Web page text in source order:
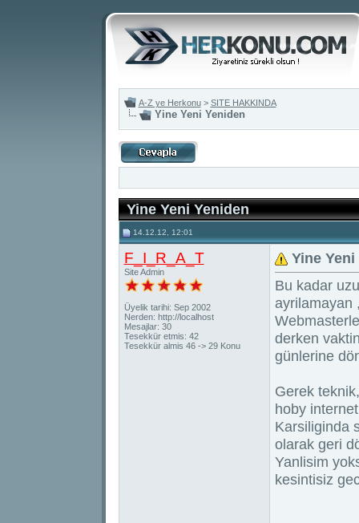
A-Z ye Herkonu > SITE HAKKINDA
Yine Yeni Yeniden
Yine Yeni Yeniden
14.12.12, 12:01
F_I_R_A_T
Site Admin
Üyelik tarihi: Sep 2002
Nerden: http://localhost
Mesajlar: 30
Tesekkür etmis: 42
Tesekkür almis 46 -> 29 Konu
Yine
Bu kadar
ayrilamayan
derken
günlerine
Gerek
hoby
Karsiliginda
olarak geri
Yanlisim
kesintisiz